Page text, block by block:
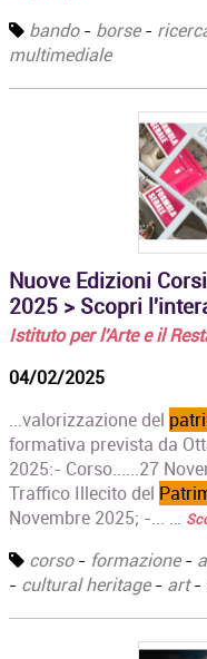
bando- borse-
multimediale
Nuove Edizioni
2025 > Scopri
Istituto per l'Arte e il
04/02/2025
...valorizzazione del
formativa prevista da
2025:- Corso......27
Traffico Illecito del
Novembre 2025; -... …
corso- formazione-
- cultural heritage- art-